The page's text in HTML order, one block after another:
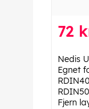
72
Nedis
Egnet
Fjern